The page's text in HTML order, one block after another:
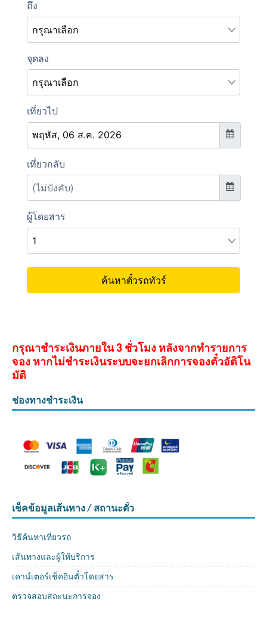
กรุณาชำระเงินภายใน 3 ชั่วโมง หลังจากทำรายการ
จอง หากไม่ชำระเงินระบบจะยกเลิกการจองตั๋วอัติโน
มัติ
ช่องทางชำระเงิน
เช็คข้อมูลเส้นทาง / สถานะตั๋ว
วิธีค้นหาเที่ยวรถ
เส้นทางและผู้ให้บริการ
เคาน์เตอร์เช็คอินตั๋วโดยสาร
ตรวจสอบสถะนะการจอง